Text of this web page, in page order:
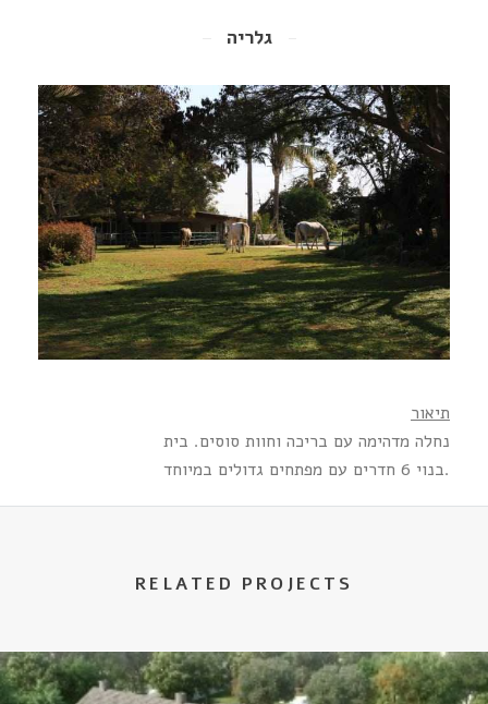
גלריה
תיאור
נחלה מדהימה עם בריכה וחוות סוסים. בית
בנוי 6 חדרים עם מפתחים גדולים במיוחד.
RELATED PROJECTS